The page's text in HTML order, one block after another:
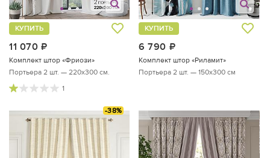
11 070
КУПИТЬ
Комплект штор «Фриози»
Портьера 2 шт. — 220х300 см.
1
6 790
КУПИТЬ
Комплект штор «Риламит»
Портьера 2 шт. — 150х300 см
-38%